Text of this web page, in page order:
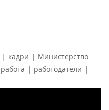
| кадри | Министерство
работа | работодатели |